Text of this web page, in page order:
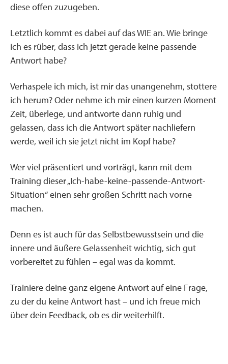
diese offen zuzugeben.
Letztlich kommt es dabei auf das WIE an. Wie bringe
ich es rüber, dass ich jetzt gerade keine passende
Antwort habe?
Verhaspele ich mich, ist mir das unangenehm, stottere
ich herum? Oder nehme ich mir einen kurzen Moment
Zeit, überlege, und antworte dann ruhig und
gelassen, dass ich die Antwort später nachliefern
werde, weil ich sie jetzt nicht im Kopf habe?
Wer viel präsentiert und vorträgt, kann mit dem
Training dieser „Ich-habe-keine-passende-Antwort-
Situation“ einen sehr großen Schritt nach vorne
machen.
Denn es ist auch für das Selbstbewusstsein und die
innere und äußere Gelassenheit wichtig, sich gut
vorbereitet zu fühlen – egal was da kommt.
Trainiere deine ganz eigene Antwort auf eine Frage,
zu der du keine Antwort hast – und ich freue mich
über dein Feedback, ob es dir weiterhilft.